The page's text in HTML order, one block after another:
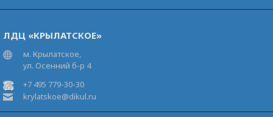
ЛДЦ «КРЫЛАТСКОЕ»
м. Крылатское,
ул. Осенний б-р 4
+7 495 779-30-30
krylatskoe@dikul.ru